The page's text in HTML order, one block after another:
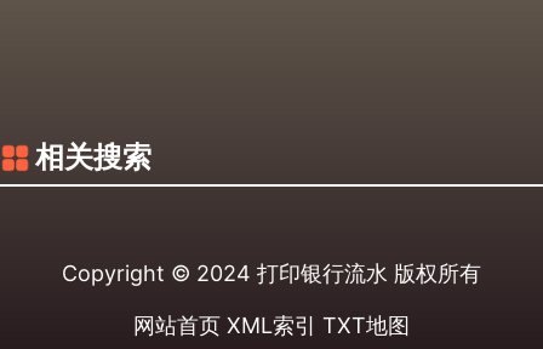
相关搜索
Copyright © 2024 打印银行流水 版权所有
网站首页 XML索引 TXT地图